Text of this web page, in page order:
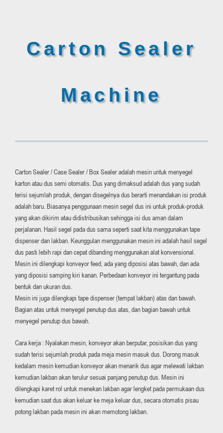
Carton Sealer
Machine
Carton Sealer / Case Sealer / Box Sealer adalah mesin untuk menyegel
karton atau dus semi otomatis. Dus yang dimaksud adalah dus yang sudah
terisi sejumlah produk, dengan disegelnya dus berarti menandakan isi produk
adalah baru. Biasanya penggunaan mesin segel dus ini untuk produk-produk
yang akan dikirim atau didistribusikan sehingga isi dus aman dalam
perjalanan. Hasil segel pada dus sama seperti saat kita menggunakan tape
dispenser dan lakban. Keunggulan menggunakan mesin ini adalah hasil segel
dus pasti lebih rapi dan cepat dibanding menggunakan alat konvensional.
Mesin ini dilengkapi konveyor feed, ada yang diposisi atas bawah, dan ada
yang diposisi samping kiri kanan. Perbedaan konveyor ini tergantung pada
bentuk dan ukuran dus.
Mesin ini juga dilengkapi tape dispenser (tempat lakban) atas dan bawah.
Bagian atas untuk menyegel penutup dus atas, dan bagian bawah untuk
menyegel penutup dus bawah.
Cara kerja : Nyalakan mesin, konveyor akan berputar, posisikan dus yang
sudah terisi sejumlah produk pada meja mesin masuk dus. Dorong masuk
kedalam mesin kemudian konveyor akan menarik dus agar melewati lakban
kemudian lakban akan terulur sesuai panjang penutup dus. Mesin ini
dilengkapi karet rol untuk menekan lakban agar lengket pada permukaan dus
kemudian saat dus akan keluar ke meja keluar dus, secara otomatis pisau
potong lakban pada mesin ini akan memotong lakban.